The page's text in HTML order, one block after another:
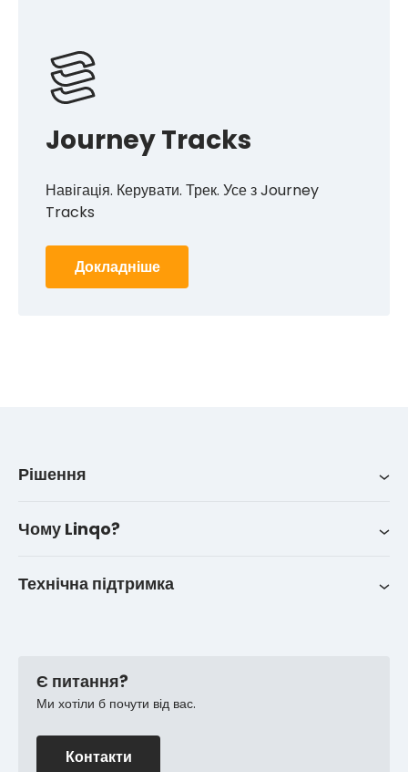
Journey Tracks
Навігація. Керувати. Трек. Усе з Journey
Tracks
Докладніше
Рішення
Iнтеграції
Чому Linqo?
Контакти
Технічна підтримка
FAQ
Є питання?
Ми хотіли б почути від вас.
Контакти